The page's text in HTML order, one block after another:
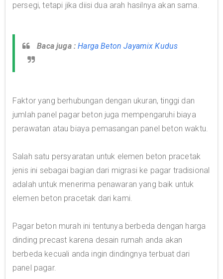
persegi, tetapi jika diisi dua arah hasilnya akan sama.
Baca juga : Harga Beton Jayamix Kudus
Faktor yang berhubungan dengan ukuran, tinggi dan
jumlah panel pagar beton juga mempengaruhi biaya
perawatan atau biaya pemasangan panel beton waktu.
Salah satu persyaratan untuk elemen beton pracetak
jenis ini sebagai bagian dari migrasi ke pagar tradisional
adalah untuk menerima penawaran yang baik untuk
elemen beton pracetak dari kami.
Pagar beton murah ini tentunya berbeda dengan harga
dinding precast karena desain rumah anda akan
berbeda kecuali anda ingin dindingnya terbuat dari
panel pagar.